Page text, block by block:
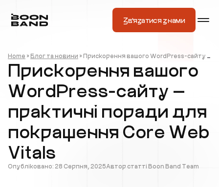
Зв'язатися з нами
Home » Блог та новини » Прискорення вашого WordPress-сайту — практичні поради для покращення Core Web Vitals
Прискорення вашого
WordPress-сайту —
практичні поради для
покращення Core Web
Vitals
Опубліковано: 28 Серпня, 2025Автор статті Boon Band Team